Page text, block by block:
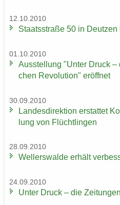
12.10.2010
Staats­stra­ße 50 in
01.10.2010
Aus­stel­lung "Unter Druck
chen Re­vo­lu­ti­on" er­öff­net
30.09.2010
Lan­des­di­rek­ti­on er­stat­tet
lung von Flücht­lin­gen
28.09.2010
Wel­ler­s­wal­de er­hält
24.09.2010
Unter Druck – die